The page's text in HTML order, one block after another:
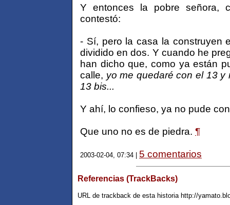
Y entonces la pobre señora,
contestó:
- Sí, pero la casa la construyen
dividido en dos. Y cuando he
han dicho que, como ya están
calle, yo me quedaré con el 13 y
13 bis...
Y ahí, lo confieso, ya no pude
Que uno no es de piedra. ¶
2003-02-04, 07:34 | 5 comentarios
Referencias (TrackBacks)
URL de trackback de esta historia http://